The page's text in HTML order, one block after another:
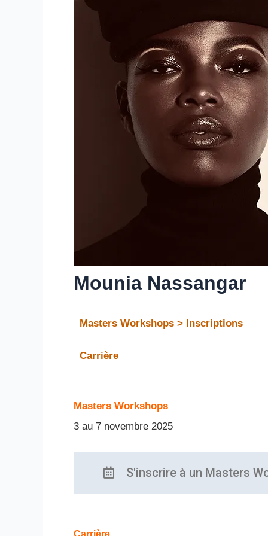
Mounia Nassangar
Masters Workshops > Inscriptions
Carrière
Masters Workshops
3 au 7 novembre 2025
S'inscrire à un Masters
Carrière